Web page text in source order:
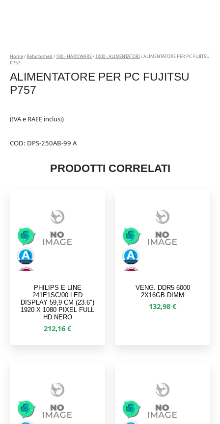
Home/ Refurbished / 100 - HARDWARE/ 1000 - ALIMENTATORI/ ALIMENTATORE PER PC FUJITSU
P757
ALIMENTATORE PER PC FUJITSU
P757
(IVA e RAEE inclusi)
COD: DPS-250AB-99 A
PRODOTTI CORRELATI
PHILIPS E LINE
241E1SC/00 LED
DISPLAY 59,9 CM (23.6″)
1920 X 1080 PIXEL FULL
HD NERO
212,16 €
VENG. DDR5 6000
2X16GB DIMM
132,98 €